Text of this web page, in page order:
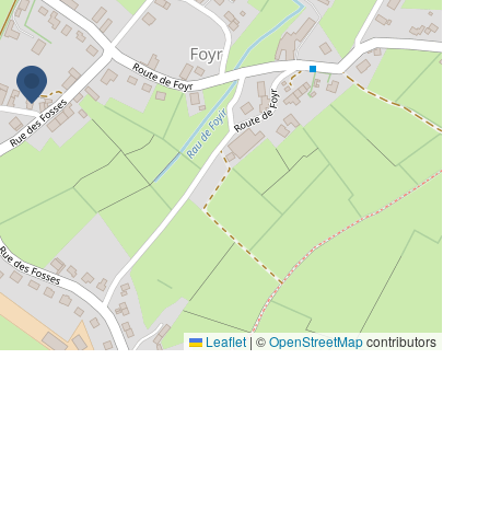
Leaflet | ©OpenStreetMapcontributors